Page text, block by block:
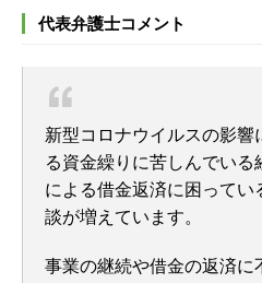
代表弁護士コメント
新型コロナウイルスの影響
る資金繰りに苦しんでいる
による借金返済に困ってい
談が増えています。
事業の継続や借金の返済に